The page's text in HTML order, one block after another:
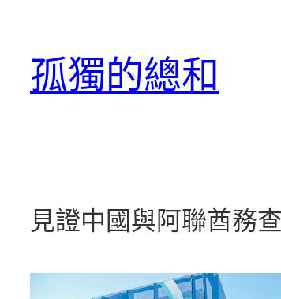
孤獨的總和
見證中國與阿聯酋務